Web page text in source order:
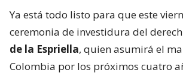
Ya está todo listo para que este
ceremonia de investidura del
de la Espriella, quien asumirá el
Colombia por los próximos cuatro